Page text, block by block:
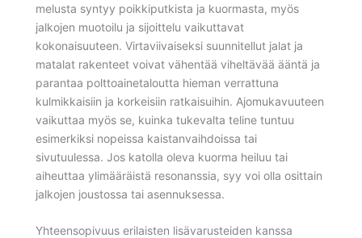
melusta syntyy poikkiputkista ja kuormasta, myös
jalkojen muotoilu ja sijoittelu vaikuttavat
kokonaisuuteen. Virtaviivaiseksi suunnitellut jalat ja
matalat rakenteet voivat vähentää viheltävää ääntä ja
parantaa polttoainetaloutta hieman verrattuna
kulmikkaisiin ja korkeisiin ratkaisuihin. Ajomukavuuteen
vaikuttaa myös se, kuinka tukevalta teline tuntuu
esimerkiksi nopeissa kaistanvaihdoissa tai
sivutuulessa. Jos katolla oleva kuorma heiluu tai
aiheuttaa ylimääräistä resonanssia, syy voi olla osittain
jalkojen joustossa tai asennuksessa.
Yhteensopivuus erilaisten lisävarusteiden kanssa